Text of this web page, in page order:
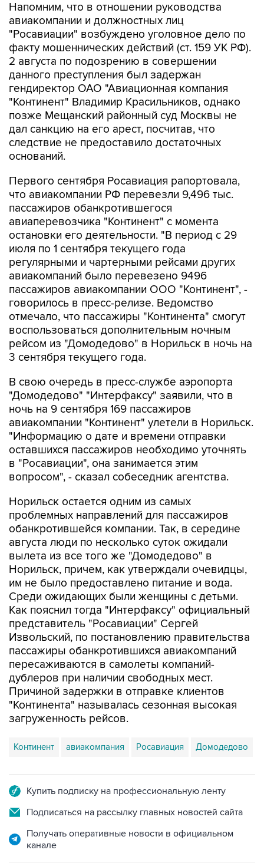
Напомним, что в отношении руководства
авиакомпании и должностных лиц
"Росавиации" возбуждено уголовное дело по
факту мошеннических действий (ст. 159 УК РФ).
2 августа по подозрению в совершении
данного преступления был задержан
гендиректор ОАО "Авиационная компания
"Континент" Владимир Красильников, однако
позже Мещанский районный суд Москвы не
дал санкцию на его арест, посчитав, что
следствие не предоставило достаточных
оснований.
Первого сентября Росавиация рапортовала,
что авиакомпании РФ перевезли 9,496 тыс.
пассажиров обанкротившегося
авиаперевозчика "Континент" с момента
остановки его деятельности. "В период с 29
июля по 1 сентября текущего года
регулярными и чартерными рейсами других
авиакомпаний было перевезено 9496
пассажиров авиакомпании ООО "Континент", -
говорилось в пресс-релизе. Ведомство
отмечало, что пассажиры "Континента" смогут
воспользоваться дополнительным ночным
рейсом из "Домодедово" в Норильск в ночь на
3 сентября текущего года.
В свою очередь в пресс-службе аэропорта
"Домодедово" "Интерфаксу" заявили, что в
ночь на 9 сентября 169 пассажиров
авиакомпании "Континент" улетели в Норильск.
"Информацию о дате и времени отправки
оставшихся пассажиров необходимо уточнять
в "Росавиации", она занимается этим
вопросом", - сказал собеседник агентства.
Норильск остается одним из самых
проблемных направлений для пассажиров
обанкротившейся компании. Так, в середине
августа люди по несколько суток ожидали
вылета из все того же "Домодедово" в
Норильск, причем, как утверждали очевидцы,
им не было предоставлено питание и вода.
Среди ожидающих были женщины с детьми.
Как пояснил тогда "Интерфаксу" официальный
представитель "Росавиации" Сергей
Извольский, по постановлению правительства
пассажиры обанкротившихся авиакомпаний
пересаживаются в самолеты компаний-
дублеров при наличии свободных мест.
Причиной задержки в отправке клиентов
"Континента" называлась сезонная высокая
загруженность рейсов.
Континент авиакомпания Росавиация Домодедово
Купить подписку на профессиональную ленту
Подписаться на рассылку главных новостей сайта
Получать оперативные новости в официальном
канале